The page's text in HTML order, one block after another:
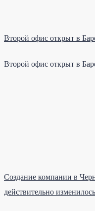
Второй офис открыт в
Второй офис открыт в
Создание компании в
действительно